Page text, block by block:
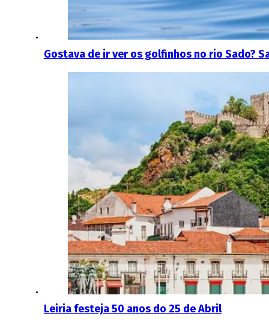
Gostava de ir ver os golfinhos no rio Sado?
Leiria festeja 50 anos do 25 de Abril